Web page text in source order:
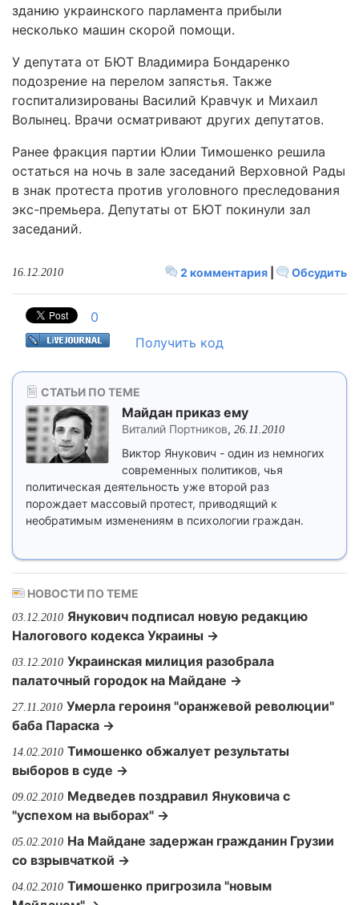
зданию украинского парламента прибыли
несколько машин скорой помощи.
У депутата от БЮТ Владимира Бондаренко
подозрение на перелом запястья. Также
госпитализированы Василий Кравчук и Михаил
Волынец. Врачи осматривают других депутатов.
Ранее фракция партии Юлии Тимошенко решила
остаться на ночь в зале заседаний Верховной Рады
в знак протеста против уголовного преследования
экс-премьера. Депутаты от БЮТ покинули зал
заседаний.
2 комментария Обсудить
16.12.2010
0
Получить код
СТАТЬИ ПО ТЕМЕ
Майдан приказ ему
Виталий Портников, 26.11.2010
Виктор Янукович - один из немногих
современных политиков, чья
политическая деятельность уже второй раз
порождает массовый протест, приводящий к
необратимым изменениям в психологии граждан.
НОВОСТИ ПО ТЕМЕ
03.12.2010 Янукович подписал новую редакцию
Налогового кодекса Украины →
03.12.2010 Украинская милиция разобрала
палаточный городок на Майдане →
27.11.2010 Умерла героиня "оранжевой революции"
баба Параска →
14.02.2010 Тимошенко обжалует результаты
выборов в суде →
09.02.2010 Медведев поздравил Януковича с
"успехом на выборах" →
05.02.2010 На Майдане задержан гражданин Грузии
со взрывчаткой →
04.02.2010 Тимошенко пригрозила "новым